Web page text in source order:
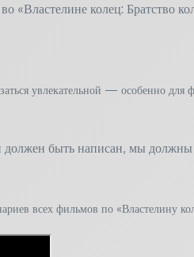
«Властелине колец: Братство
увлекательной — особенно
должен быть написан, мы
всех фильмов по «Властелину